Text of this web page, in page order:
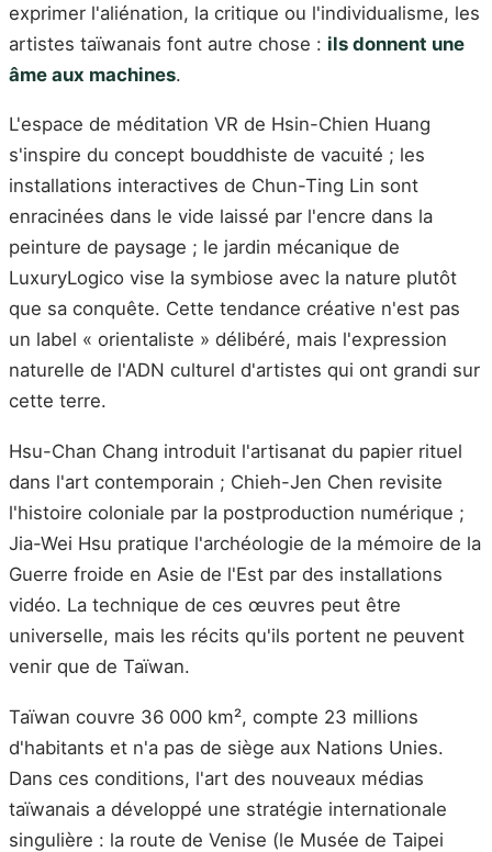
exprimer l'aliénation, la critique ou l'individualisme, les
artistes taïwanais font autre chose : ils donnent une
âme aux machines.
L'espace de méditation VR de Hsin-Chien Huang
s'inspire du concept bouddhiste de vacuité ; les
installations interactives de Chun-Ting Lin sont
enracinées dans le vide laissé par l'encre dans la
peinture de paysage ; le jardin mécanique de
LuxuryLogico vise la symbiose avec la nature plutôt
que sa conquête. Cette tendance créative n'est pas
un label « orientaliste » délibéré, mais l'expression
naturelle de l'ADN culturel d'artistes qui ont grandi sur
cette terre.
Hsu-Chan Chang introduit l'artisanat du papier rituel
dans l'art contemporain ; Chieh-Jen Chen revisite
l'histoire coloniale par la postproduction numérique ;
Jia-Wei Hsu pratique l'archéologie de la mémoire de la
Guerre froide en Asie de l'Est par des installations
vidéo. La technique de ces œuvres peut être
universelle, mais les récits qu'ils portent ne peuvent
venir que de Taïwan.
Taïwan couvre 36 000 km², compte 23 millions
d'habitants et n'a pas de siège aux Nations Unies.
Dans ces conditions, l'art des nouveaux médias
taïwanais a développé une stratégie internationale
singulière : la route de Venise (le Musée de Taipei